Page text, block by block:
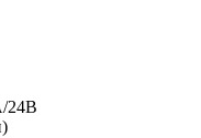
24В